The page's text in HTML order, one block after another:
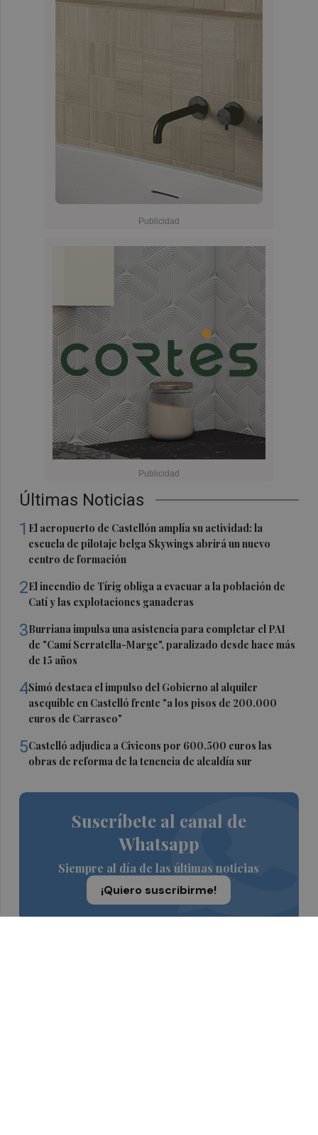
Últimas Noticias
1 El aeropuerto de Castellón amplía su actividad: la
escuela de pilotaje belga Skywings abrirá un nuevo
centro de formación
2El incendio de Tírig obliga a evacuar a la población de
Catí y las explotaciones ganaderas
3Burriana impulsa una asistencia para completar el PAI
de "Camí Serratella-Marge", paralizado desde hace más
de 15 años
4Simó destaca el impulso del Gobierno al alquiler
asequible en Castelló frente "a los pisos de 200.000
euros de Carrasco"
5Castelló adjudica a Civicons por 600.500 euros las
obras de reforma de la tenencia de alcaldía sur
Suscríbete al canal de
Whatsapp
Siempre al día de las últimas noticias
¡Quiero suscribirme!